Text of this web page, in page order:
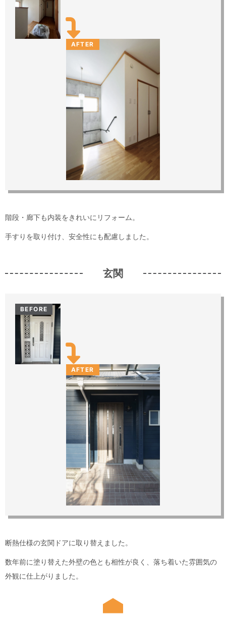
AFTER
階段・廊下も内装をきれいにリフォーム。
手すりを取り付け、安全性にも配慮しました。
玄関
BEFORE
AFTER
断熱仕様の玄関ドアに取り替えました。
数年前に塗り替えた外壁の色とも相性が良く、落ち着いた雰囲気の
外観に仕上がりました。